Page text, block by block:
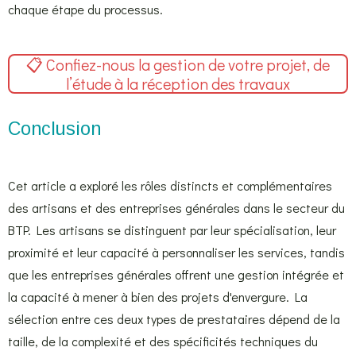
chaque étape du processus.
📋 Confiez-nous la gestion de votre projet, de
l’étude à la réception des travaux
Conclusion
Cet article a exploré les rôles distincts et complémentaires
des artisans et des entreprises générales dans le secteur du
BTP. Les artisans se distinguent par leur spécialisation, leur
proximité et leur capacité à personnaliser les services, tandis
que les entreprises générales offrent une gestion intégrée et
la capacité à mener à bien des projets d'envergure. La
sélection entre ces deux types de prestataires dépend de la
taille, de la complexité et des spécificités techniques du